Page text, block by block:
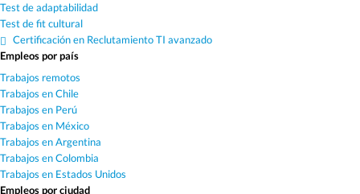
Test de adaptabilidad
Test de fit cultural
Certificación en Reclutamiento TI avanzado
Empleos por país
Trabajos remotos
Trabajos en Chile
Trabajos en Perú
Trabajos en México
Trabajos en Argentina
Trabajos en Colombia
Trabajos en Estados Unidos
Empleos por ciudad